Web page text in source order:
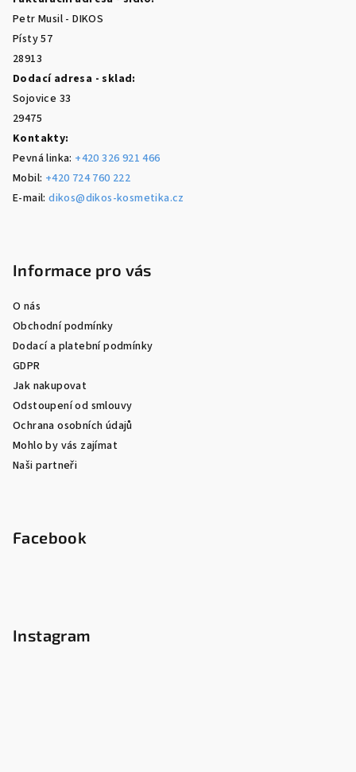
Petr Musil - DIKOS
Písty 57
28913
Dodací adresa - sklad:
Sojovice 33
29475
Kontakty:
Pevná linka: +420 326 921 466
Mobil: +420 724 760 222
E-mail:dikos@dikos-kosmetika.cz
Informace pro vás
O nás
Obchodní podmínky
Dodací a platební podmínky
GDPR
Jak nakupovat
Odstoupení od smlouvy
Ochrana osobních údajů
Mohlo by vás zajímat
Naši partneři
Facebook
Instagram